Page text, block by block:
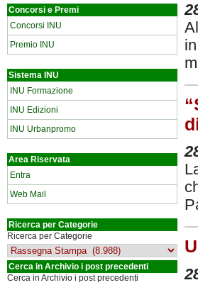
Concorsi e Premi
Concorsi INU
Premio INU
Sistema INU
INU Formazione
INU Edizioni
INU Urbanpromo
Area Riservata
Entra
Web Mail
Ricerca per Categorie
Ricerca per Categorie
Cerca in Archivio i post precedenti
Cerca in Archivio i post precedenti